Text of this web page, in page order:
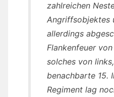
zahlreichen
Angriffsobjektes
allerdings
Flankenfeuer
solches von
benachbarte 15.
Regiment lag